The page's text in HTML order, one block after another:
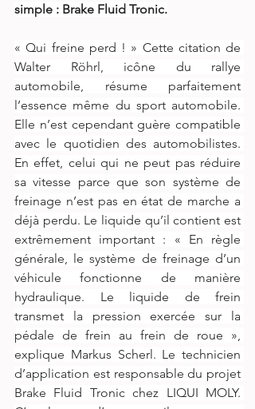
simple : Brake Fluid Tronic.
« Qui freine perd ! » Cette citation de
Walter Röhrl, icône du rallye
automobile, résume parfaitement
l’essence même du sport automobile.
Elle n’est cependant guère compatible
avec le quotidien des automobilistes.
En effet, celui qui ne peut pas réduire
sa vitesse parce que son système de
freinage n’est pas en état de marche a
déjà perdu. Le liquide qu’il contient est
extrêmement important : « En règle
générale, le système de freinage d’un
véhicule fonctionne de manière
hydraulique. Le liquide de frein
transmet la pression exercée sur la
pédale de frein au frein de roue »,
explique Markus Scherl. Le technicien
d’application est responsable du projet
Brake Fluid Tronic chez LIQUI MOLY.